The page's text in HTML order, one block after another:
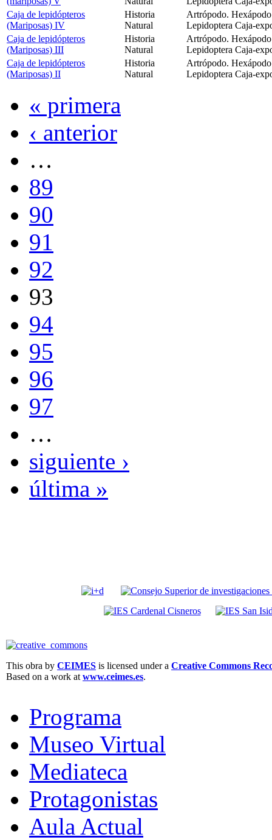
Caja de lepidópteros
(Mariposas) IV
Historia
Natural
Artrópodo.
Lepidoptera Caja-
Caja de lepidópteros
(Mariposas) III
Historia
Natural
Artrópodo.
Lepidoptera Caja-
Caja de lepidópteros
(Mariposas) II
Historia
Natural
Artrópodo.
Lepidoptera Caja-
« primera
‹ anterior
…
89
90
91
92
93
94
95
96
97
…
siguiente ›
última »
This obra by CEIMES is licensed under a Creative Commons
Based on a work at www.ceimes.es.
Programa
Museo Virtual
Mediateca
Protagonistas
Aula Actual